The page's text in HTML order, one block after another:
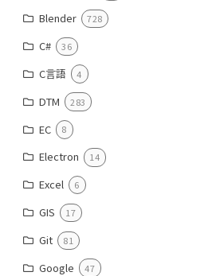
Blender 728
C# 36
C言語 4
DTM 283
EC 8
Electron 14
Excel 6
GIS 17
Git 81
Google 47